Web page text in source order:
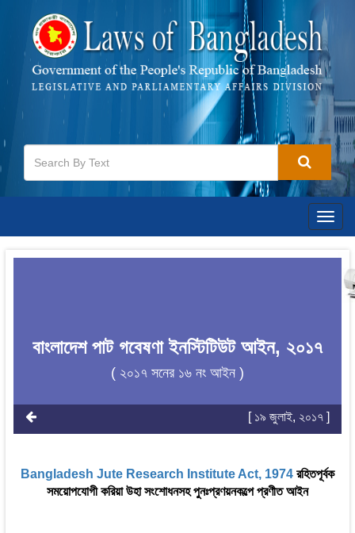
বাংলাদেশ পাট গবেষণা ইনস্টিটিউট আইন, ২০১৭
( ২০১৭ সনের ১৬ নং আইন )
[ ১৯ জুলাই, ২০১৭ ]
Bangladesh Jute Research Institute Act, 1974রহিতপূর্বক
সময়োপযোগী করিয়া উহা সংশোধনসহ পুনঃপ্রণয়নকল্পে প্রণীত আইন